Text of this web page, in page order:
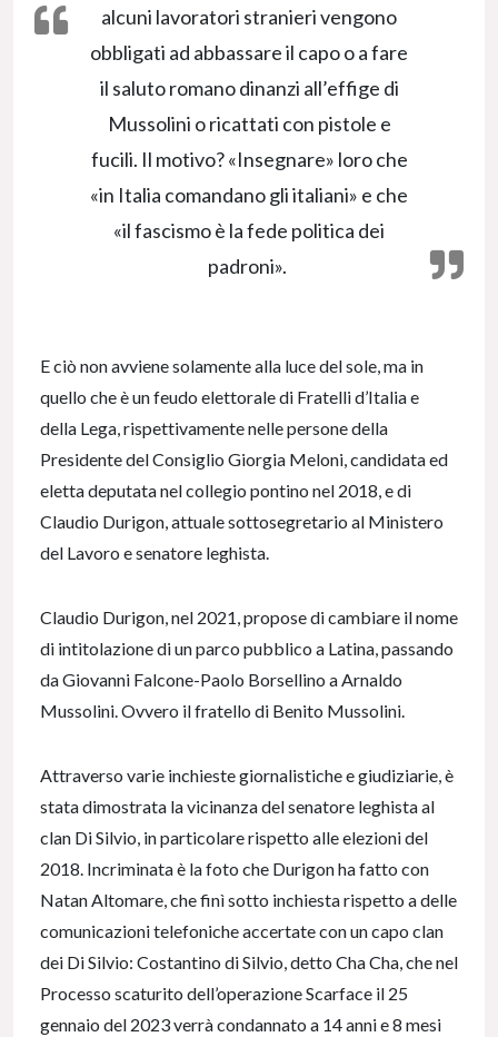
alcuni lavoratori stranieri vengono
obbligati ad abbassare il capo o a fare
il saluto romano dinanzi all’effige di
Mussolini o ricattati con pistole e
fucili. Il motivo? «Insegnare» loro che
«in Italia comandano gli italiani» e che
«il fascismo è la fede politica dei
padroni».
E ciò non avviene solamente alla luce del sole, ma in
quello che è un feudo elettorale di Fratelli d’Italia e
della Lega, rispettivamente nelle persone della
Presidente del Consiglio Giorgia Meloni, candidata ed
eletta deputata nel collegio pontino nel 2018, e di
Claudio Durigon, attuale sottosegretario al Ministero
del Lavoro e senatore leghista.
Claudio Durigon, nel 2021, propose di cambiare il nome
di intitolazione di un parco pubblico a Latina, passando
da Giovanni Falcone-Paolo Borsellino a Arnaldo
Mussolini. Ovvero il fratello di Benito Mussolini.
Attraverso varie inchieste giornalistiche e giudiziarie, è
stata dimostrata la vicinanza del senatore leghista al
clan Di Silvio, in particolare rispetto alle elezioni del
2018. Incriminata è la foto che Durigon ha fatto con
Natan Altomare, che finì sotto inchiesta rispetto a delle
comunicazioni telefoniche accertate con un capo clan
dei Di Silvio: Costantino di Silvio, detto Cha Cha, che nel
Processo scaturito dell’operazione Scarface il 25
gennaio del 2023 verrà condannato a 14 anni e 8 mesi